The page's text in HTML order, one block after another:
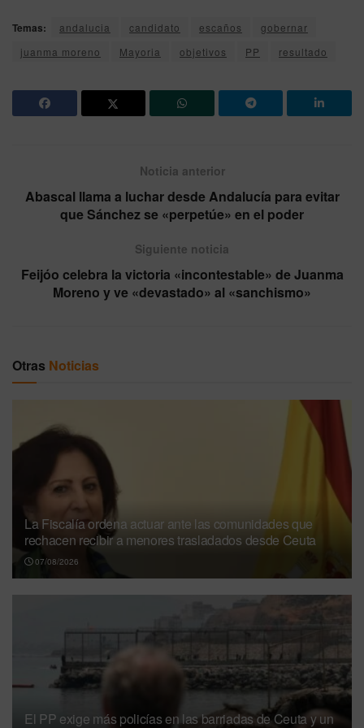
Temas: andalucia candidato escaños
gobernar
juanma moreno
Mayoria objetivos PP resultado
Noticia anterior
Abascal llama a luchar desde Andalucía para evitar
que Sánchez se «perpetúe» en el poder
Siguiente noticia
Feijóo celebra la victoria «incontestable» de Juanma
Moreno y ve «devastado» al «sanchismo»
Otras Noticias
La Fiscalía ordena actuar ante las comunidades que
rechacen recibir a menores trasladados desde Ceuta
07/08/2026
El PP exige más policías en las barriadas de Ceuta y un